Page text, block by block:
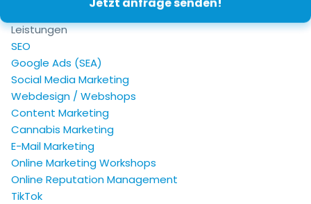
Leistungen
SEO
Google Ads (SEA)
Social Media Marketing
Webdesign / Webshops
Content Marketing
Cannabis Marketing
E-Mail Marketing
Online Marketing Workshops
Online Reputation Management
TikTok